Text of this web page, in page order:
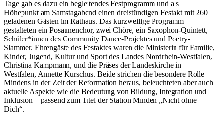
Tage gab es dazu ein begleitendes Festprogramm und als
Höhepunkt am Samstagabend einen dreistündigen Festakt mit 260
geladenen Gästen im Rathaus. Das kurzweilige Programm
gestalteten ein Posaunenchor, zwei Chöre, ein Saxophon-Quintett,
Schüler*innen des Community Dance-Projektes und Poetry-
Slammer. Ehrengäste des Festaktes waren die Ministerin für Familie,
Kinder, Jugend, Kultur und Sport des Landes Nordrhein-Westfalen,
Christina Kampmann, und die Präses der Landeskirche in
Westfalen, Annette Kurschus. Beide strichen die besondere Rolle
Mindens in der Zeit der Reformation heraus, beleuchteten aber auch
aktuelle Aspekte wie die Bedeutung von Bildung, Integration und
Inklusion – passend zum Titel der Station Minden „Nicht ohne
Dich“.